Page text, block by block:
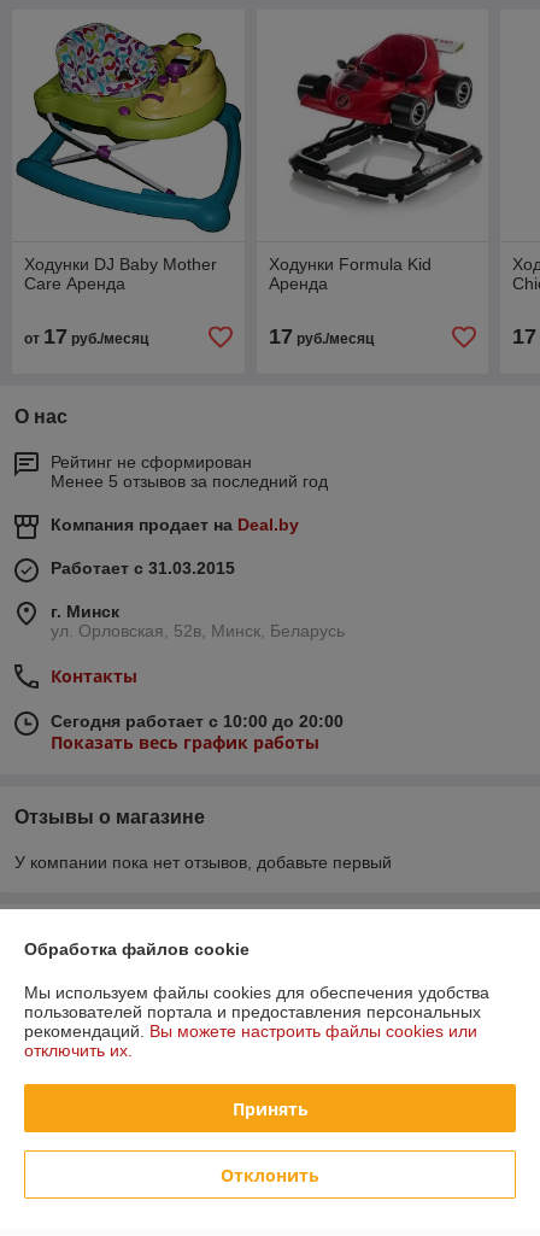
Ходунки DJ Baby Mother
Care Аренда
от 17 руб./месяц
Ходунки Formula Kid
Аренда
17 руб./месяц 17
О нас
Рейтинг не сформирован
Менее 5 отзывов за последний год
Компания продает на Deal.by
Работает с 31.03.2015
г. Минск
ул. Орловская, 52в, Минск, Беларусь
Контакты
Сегодня работает с 10:00 до 20:00
Показать весь график работы
Отзывы о магазине
У компании пока нет отзывов, добавьте первый
Контакты
Доставка и оплата
Полная версия сайта
Обработка файлов cookie
Мы используем файлы cookies для обеспечения удобства
пользователей портала и предоставления персональных
рекомендаций. Вы можете настроить файлы cookies или
отключить их.
Принять
Отклонить